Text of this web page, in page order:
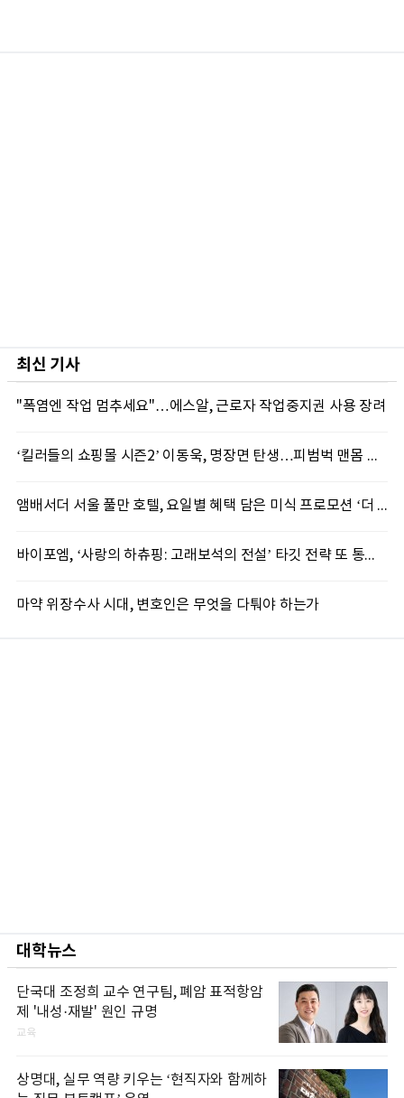
최신 기사
"폭염엔 작업 멈추세요"…에스알, 근로자 작업중지권 사용 장려
‘킬러들의 쇼핑몰 시즌2’ 이동욱, 명장면 탄생…피범벅 맨몸 액션 ‘감탄’
앰배서더 서울 풀만 호텔, 요일별 혜택 담은 미식 프로모션 ‘더 킹스 : 다이닝 프리빌리지즈’ 선봬
바이포엠, ‘사랑의 하츄핑: 고래보석의 전설’ 타깃 전략 또 통했다
마약 위장수사 시대, 변호인은 무엇을 다퉈야 하는가
대학뉴스
단국대 조정희 교수 연구팀, 폐암 표적항암
제 '내성·재발' 원인 규명
교육
상명대, 실무 역량 키우는 ‘현직자와 함께하